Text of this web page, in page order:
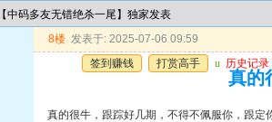
中码多友无错绝杀一尾】独家发表
8楼 发表于: 2025-07-06 09:59
签到赚钱
打赏高手 u 历史记录
真的
真的很牛，跟踪好几期，不得不佩服你，跟定